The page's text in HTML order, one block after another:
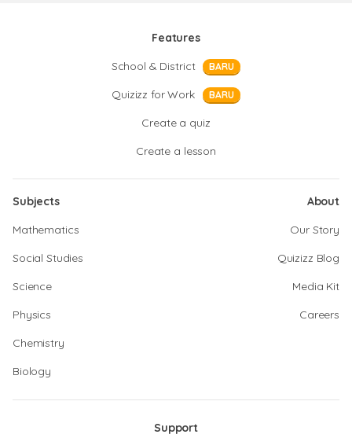
Features
School & District
BARU
Quizizz for Work BARU
Create a quiz
Create a lesson
Subjects
Mathematics
Social Studies
Science
Physics
Chemistry
Biology
About
Our Story
Quizizz Blog
Media Kit
Careers
Support